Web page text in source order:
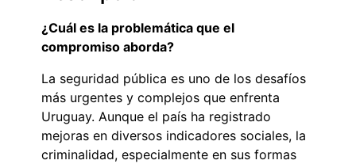
¿Cuál es la problemática que el
compromiso aborda?
La seguridad pública es uno de los desafíos
más urgentes y complejos que enfrenta
Uruguay. Aunque el país ha registrado
mejoras en diversos indicadores sociales, la
criminalidad, especialmente en sus formas